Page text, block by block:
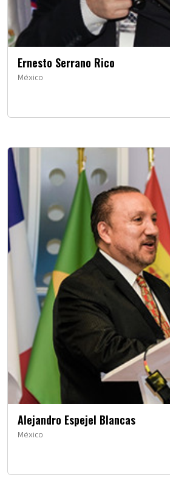
Ernesto Serrano Rico
México
Alejandro Espejel Blancas
México